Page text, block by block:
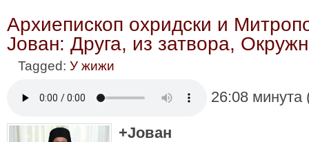
Архиепископ охридски и
Јован: Друга, из затвора,
Tagged: У жижи
26:08
+Јован